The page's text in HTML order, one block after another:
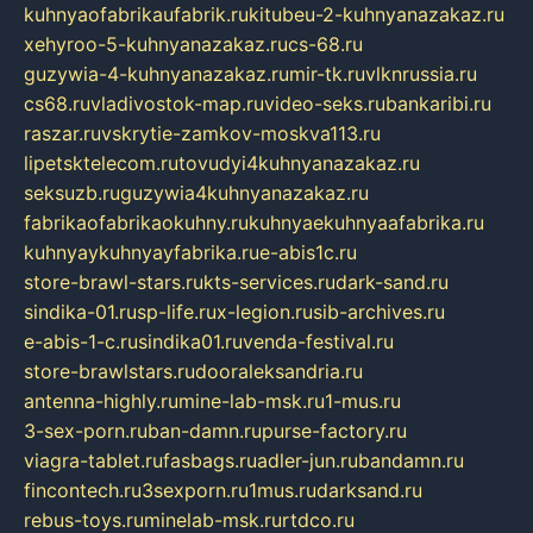
kuhnyaofabrikaufabrik.rukitubeu-2-kuhnyanazakaz.ru
xehyroo-5-kuhnyanazakaz.rucs-68.ru
guzywia-4-kuhnyanazakaz.rumir-tk.ruvlknrussia.ru
cs68.ruvladivostok-map.ruvideo-seks.rubankaribi.ru
raszar.ruvskrytie-zamkov-moskva113.ru
lipetsktelecom.rutovudyi4kuhnyanazakaz.ru
seksuzb.ruguzywia4kuhnyanazakaz.ru
fabrikaofabrikaokuhny.rukuhnyaekuhnyaafabrika.ru
kuhnyaykuhnyayfabrika.rue-abis1c.ru
store-brawl-stars.rukts-services.rudark-sand.ru
sindika-01.rusp-life.rux-legion.rusib-archives.ru
e-abis-1-c.rusindika01.ruvenda-festival.ru
store-brawlstars.rudooraleksandria.ru
antenna-highly.rumine-lab-msk.ru1-mus.ru
3-sex-porn.ruban-damn.rupurse-factory.ru
viagra-tablet.rufasbags.ruadler-jun.rubandamn.ru
fincontech.ru3sexporn.ru1mus.rudarksand.ru
rebus-toys.ruminelab-msk.rurtdco.ru